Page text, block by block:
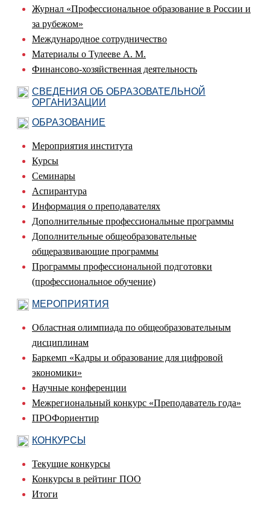
Журнал «Профессиональное образование в России и
за рубежом»
Международное сотрудничество
Материалы о Тулееве А. М.
Финансово-хозяйственная деятельность
СВЕДЕНИЯ ОБ ОБРАЗОВАТЕЛЬНОЙ
ОРГАНИЗАЦИИ
ОБРАЗОВАНИЕ
Мероприятия института
Курсы
Семинары
Аспирантура
Информация о преподавателях
Дополнительные профессиональные программы
Дополнительные общеобразовательные
общеразвивающие программы
Программы профессиональной подготовки
(профессиональное обучение)
МЕРОПРИЯТИЯ
Областная олимпиада по общеобразовательным
дисциплинам
Баркемп «Кадры и образование для цифровой
экономики»
Научные конференции
Межрегиональный конкурс «Преподаватель года»
ПРОФориентир
КОНКУРСЫ
Текущие конкурсы
Конкурсы в рейтинг ПОО
Итоги